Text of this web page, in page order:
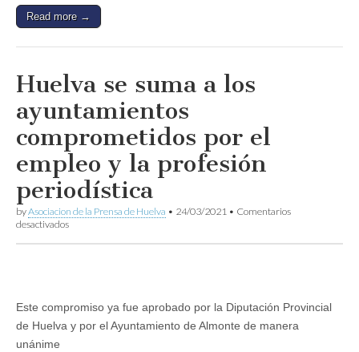
un
busto
homenajes
Quintero
Read more →
Huelva se suma a los
ayuntamientos
comprometidos por el
empleo y la profesión
periodística
byAsociacion de la Prensa de Huelva • 24/03/2021 • Comentarios
desactivadosen
ayuntamientos
comprometidos
por
Este compromiso ya fue aprobado por la Diputación Provincial
de Huelva y por el Ayuntamiento de Almonte de manera
unánime